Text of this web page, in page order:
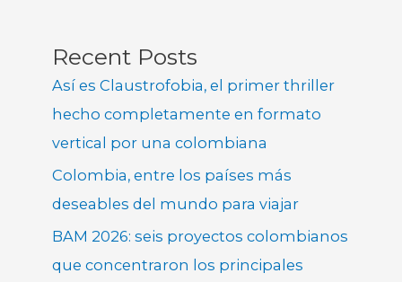
Recent Posts
Así es Claustrofobia, el primer thriller
hecho completamente en formato
vertical por una colombiana
Colombia, entre los países más
deseables del mundo para viajar
BAM 2026: seis proyectos colombianos
que concentraron los principales